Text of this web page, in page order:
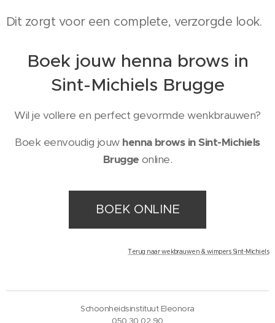
Dit zorgt voor een complete, verzorgde look.
Boek jouw henna brows in
Sint-Michiels Brugge
Wil je vollere en perfect gevormde wenkbrauwen?
Boek eenvoudig jouw henna brows in Sint-Michiels
Brugge online.
BOEK ONLINE
Terug naar wekbrauwen & wimpers Sint-Michiels
Schoonheidsinstituut Eleonora
050 30 02 90